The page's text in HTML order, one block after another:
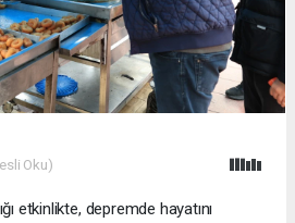
Oku)
etkinlikte, depremde hayatını